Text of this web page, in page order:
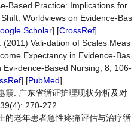
Based Practice: Implications for
Worldviews on Evidence-Bas
Scholar] [CrossRef]
Vali-dation of Scales Meas
Expectancy in Evidence-Bas
dence-Based Nursing, 8, 106-
] [PubMed]
霞. 广东省循证护理现状分析及对
270-272.
的老年患者急性疼痛评估与治疗循